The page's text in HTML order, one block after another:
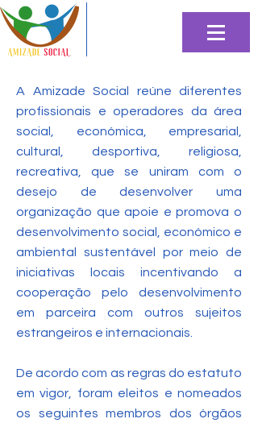
A Amizade Social reúne diferentes
profissionais e operadores da área
social, económica, empresarial,
cultural, desportiva, religiosa,
recreativa, que se uniram com o
desejo de desenvolver uma
organização que apoie e promova o
desenvolvimento social, económico e
ambiental sustentável por meio de
iniciativas locais incentivando a
cooperação pelo desenvolvimento
em parceira com outros sujeitos
estrangeiros e internacionais.
​De acordo com as regras do estatuto
em vigor, foram eleitos e nomeados
os seguintes membros dos órgãos